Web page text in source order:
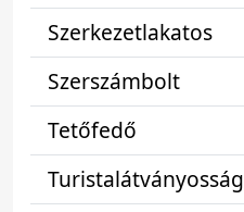
Szerkezetlakatos
Szerszámbolt
Tetőfedő
Turistalátványosság